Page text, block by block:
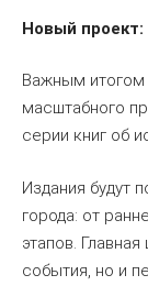
Новый проект:
Важным итогом
масштабного
серии книг об
Издания будут
города: от
этапов.
события, но и